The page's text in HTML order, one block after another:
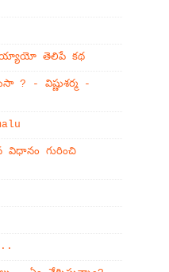
తెలిపే కథ
? - విష్ణుశర్మ -
విధానం గురించి